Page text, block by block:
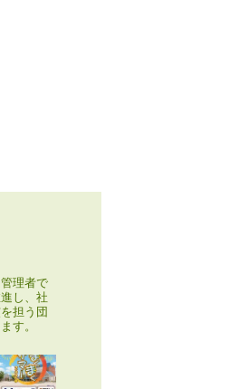
理者で
し、社
担う団
す。